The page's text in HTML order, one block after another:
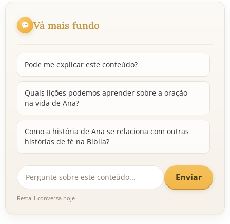
Vá mais fundo
Pode me explicar este conteúdo?
Quais lições podemos aprender sobre a oração
na vida de Ana?
Como a história de Ana se relaciona com outras
histórias de fé na Bíblia?
Enviar
Resta 1 conversa hoje